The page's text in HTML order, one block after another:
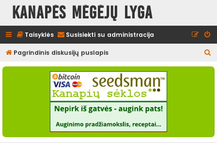
Kanapės mėgėjų lyga
Taisyklės Susisiekti su administracija
Pagrindinis diskusijų puslapis
e